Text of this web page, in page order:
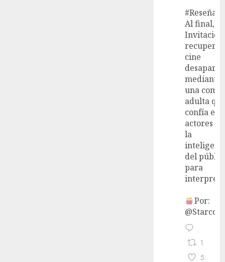
#Reseña
Al final,
recupera
cine
mediante
una
adulta
confía en
actores y
la
del
para
Por:
1
5